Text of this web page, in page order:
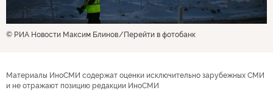
© РИА Новости Максим Блинов Перейти в фотобанк
Материалы ИноСМИ содержат оценки исключительно зарубежных СМИ
и не отражают позицию редакции ИноСМИ